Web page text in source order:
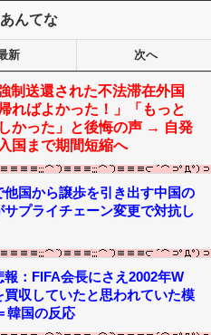
んてな
新 次へ
制送還された不法滞在外国
ればよかった！」「もっと
かった」と後悔の声 → 自発
国まで期間短縮へ
他国から譲歩を引き出す中国の
プライチェーン変更で対抗し
報：FIFA会長にさえ2002年W
収していたと思われていた模
韓国の反応